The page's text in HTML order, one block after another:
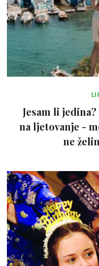
Jesam li
na ljetovanje -
ne